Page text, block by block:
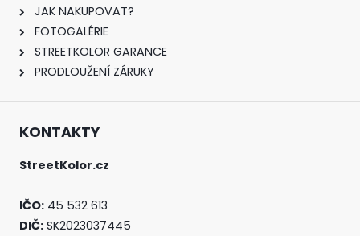
JAK NAKUPOVAT?
FOTOGALÉRIE
STREETKOLOR GARANCE
PRODLOUŽENÍ ZÁRUKY
KONTAKTY
StreetKolor.cz
IČO: 45 532 613
DIČ: SK2023037445